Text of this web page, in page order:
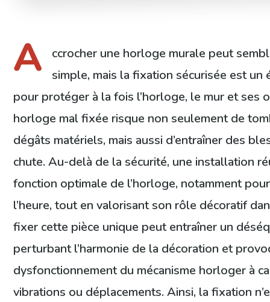
A
ccrocher une horloge murale peut
simple, mais la fixation sécurisée est un
pour protéger à la fois l’horloge, le mur et ses
horloge mal fixée risque non seulement de
dégâts matériels, mais aussi d’entraîner des
chute. Au-delà de la sécurité, une installation
fonction optimale de l’horloge, notamment
l’heure, tout en valorisant son rôle décoratif
fixer cette pièce unique peut entraîner un
perturbant l’harmonie de la décoration et
dysfonctionnement du mécanisme horloger à
vibrations ou déplacements. Ainsi, la fixation